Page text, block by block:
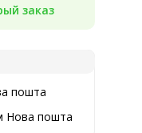
пошта
Нова пошта
заказ